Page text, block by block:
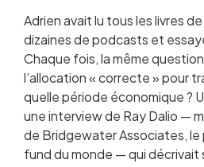
Ray Dalio et Bridgewater
Weather
La philosophie de la
Composition et rôle de
Performance historique
Construire son All
Les avantages du All
Les limites et l’épreuve
Adrien avait lu tous les livres
dizaines de podcasts et
Chaque fois, la même
l’allocation « correcte » pour
quelle période économique ?
une interview de Ray Dalio —
de Bridgewater Associates, le
fund du monde — qui décrivait